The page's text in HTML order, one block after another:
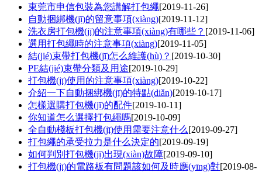
東莞市申信包裝為您講解打包繩[2019-11-26]
自動捆綁機(jī)的留意事項(xiàng)[2019-11-12]
洗衣房打包機(jī)的注意事項(xiàng)有哪些？ [2019-11-06]
選用打包繩時的注意事項(xiàng)[2019-11-05]
結(jié)束帶打包機(jī)怎么維護(hù)？ [2019-10-30]
PE結(jié)束帶分類及用途[2019-10-29]
打包機(jī)使用的注意事項(xiàng)[2019-10-22]
介紹一下自動捆綁機(jī)的特點(diǎn)[2019-10-17]
怎樣選購打包機(jī)的配件[2019-10-11]
你知道怎么選擇打包繩嗎[2019-10-09]
全自動棧板打包機(jī)使用需要注意什么[2019-09-27]
打包繩的承受拉力是什么決定的[2019-09-19]
如何判別打包機(jī)出現(xiàn)故障[2019-09-10]
打包機(jī)的電路板有問題該如何及時應(yīng)對[2019-08-